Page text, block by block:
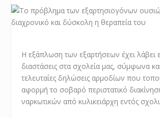
Η εξάπλωση των εξαρτήσεων έχει λάβει
διαστάσεις στα σχολεία μας, σύμφωνα
τελευταίες δηλώσεις αρμοδίων που
αφορμή το σοβαρό περιστατικό
ναρκωτικών από κυλικειάρχη εντός